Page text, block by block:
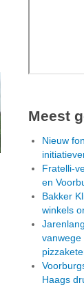
Meest
Nieuw
Fratelli-
en
Bakker
winkels
vanwege
Haags